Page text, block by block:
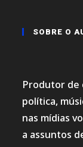
SOBRE O
Produtor de
política,
nas mídias
a assuntos